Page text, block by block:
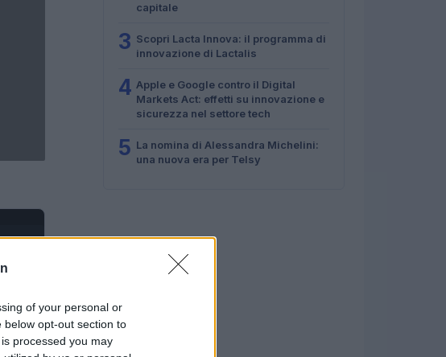
of your personal or
opt-out section to
processed you may
capitale
3 Scopri Lacta Innova: il programma di
innovazione di Lactalis
4 Apple e Google contro il Digital
Markets Act: effetti su innovazione e
sicurezza nel settore tech
5 La nomina di Alessandra Michelini:
una nuova era per Telsy